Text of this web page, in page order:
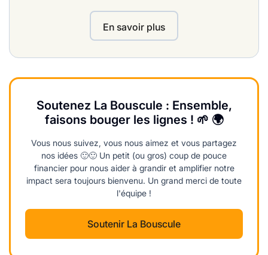
En savoir plus
Soutenez La Bouscule : Ensemble,
faisons bouger les lignes ! 🌱 🌍
Vous nous suivez, vous nous aimez et vous partagez
nos idées 🙂🙂 Un petit (ou gros) coup de pouce
financier pour nous aider à grandir et amplifier notre
impact sera toujours bienvenu. Un grand merci de toute
l'équipe !
Soutenir La Bouscule